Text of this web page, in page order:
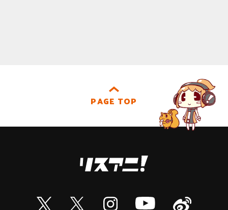
PAGE TOP